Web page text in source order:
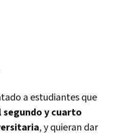
a estudiantes que
segundo y cuarto
, y quieran dar